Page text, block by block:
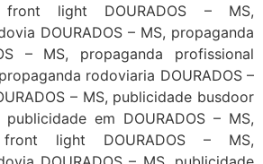
front light DOURADOS – MS,
DOURADOS – MS, propaganda
– MS, propaganda profissional
rodoviaria DOURADOS –
– MS, publicidade busdoor
publicidade em DOURADOS – MS,
light DOURADOS – MS,